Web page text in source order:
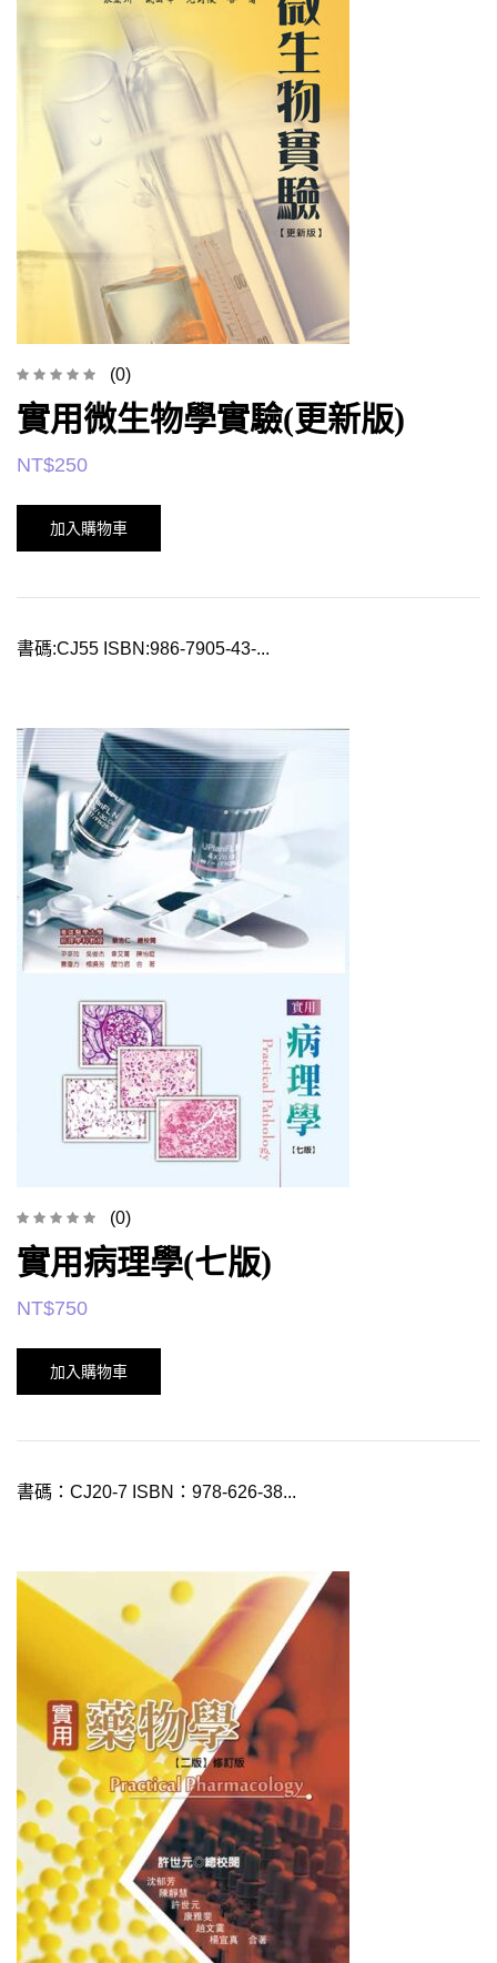
(0)
實用微生物學實驗(更新版)
NT$250
加入購物車
書碼:CJ55 ISBN:986-7905-43-...
(0)
實用病理學(七版)
NT$750
加入購物車
書碼：CJ20-7 ISBN：978-626-38...